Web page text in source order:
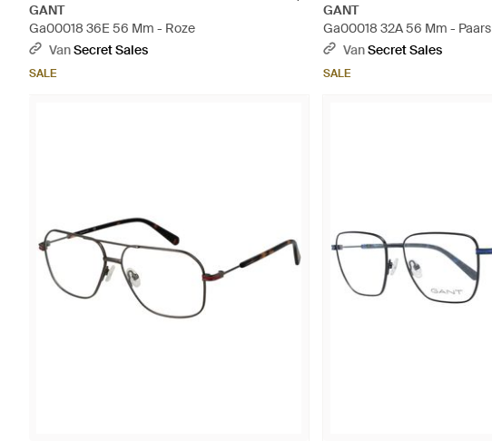
GANT
Ga00018 36E 56 Mm - Roze
VanSecret Sales
SALE
GANT
Ga00018 32A 56 Mm - Paars
VanSecret Sales
SALE